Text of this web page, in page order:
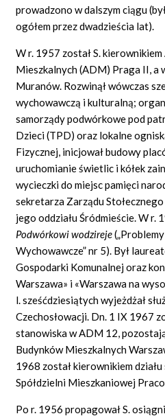
prowadzono w dalszym ciągu
ogółem przez dwadzieścia lat).
W r. 1957 został S.
Mieszkalnych (ADM) Praga II, a
Muranów. Rozwinął wówczas
wychowawczą i kulturalną;
samorządy podwórkowe pod
Dzieci (TPD) oraz lokalne
Fizycznej, inicjował budowy
uruchomianie świetlic i kółek
wycieczki do miejsc pamięci
sekretarza Zarządu
jego oddziału Śródmieście. W r.
Podwórkowi wodzireje
Wychowawcze” nr 5). Był
Gospodarki Komunalnej oraz
Warszawa» i «Warszawa na
l. sześćdziesiątych wyjeżdżał
Czechosłowacji. Dn. 1 IX 1967
stanowiska w ADM 12,
Budynków Mieszkalnych
1968 został kierownikiem
Spółdzielni Mieszkaniowej
Po r. 1956 propagował S.